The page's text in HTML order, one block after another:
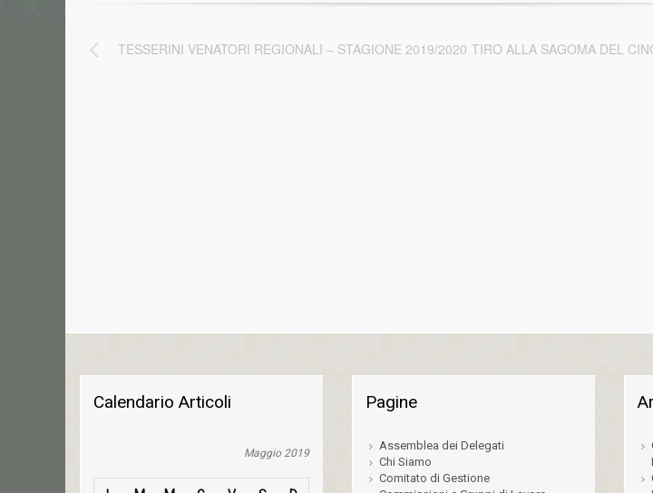
TESSERINI VENATORI REGIONALI – STAGIONE 2019/2020 TIRO ALLA SAGOMA DEL
Calendario Articoli
Maggio 2019
Pagine
Assemblea dei Delegati
Chi Siamo
Comitato di Gestione